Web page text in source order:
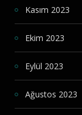
Kasım 2023
Ekim 2023
Eylül 2023
Ağustos 2023